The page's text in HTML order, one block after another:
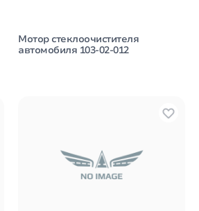
Мотор стеклоочистителя
автомобиля 103-02-012